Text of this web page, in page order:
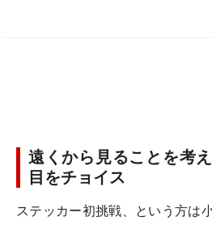
遠くから見ることを考
目をチョイス
ステッカー初挑戦、という方は